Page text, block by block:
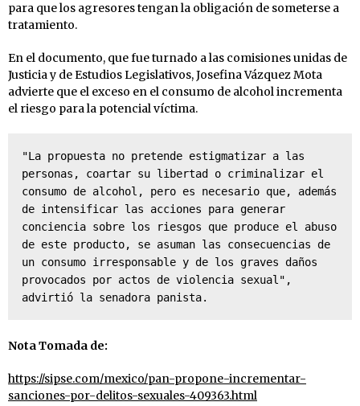
para que los agresores tengan la obligación de someterse a
tratamiento.
En el documento, que fue turnado a las comisiones unidas de
Justicia y de Estudios Legislativos, Josefina Vázquez Mota
advierte que el exceso en el consumo de alcohol incrementa
el riesgo para la potencial víctima.
"La propuesta no pretende estigmatizar a las
personas, coartar su libertad o criminalizar el
consumo de alcohol, pero es necesario que, además
de intensificar las acciones para generar
conciencia sobre los riesgos que produce el abuso
de este producto, se asuman las consecuencias de
un consumo irresponsable y de los graves daños
provocados por actos de violencia sexual",
advirtió la senadora panista.
Nota Tomada de:
https://sipse.com/mexico/pan-propone-incrementar-
sanciones-por-delitos-sexuales-409363.html